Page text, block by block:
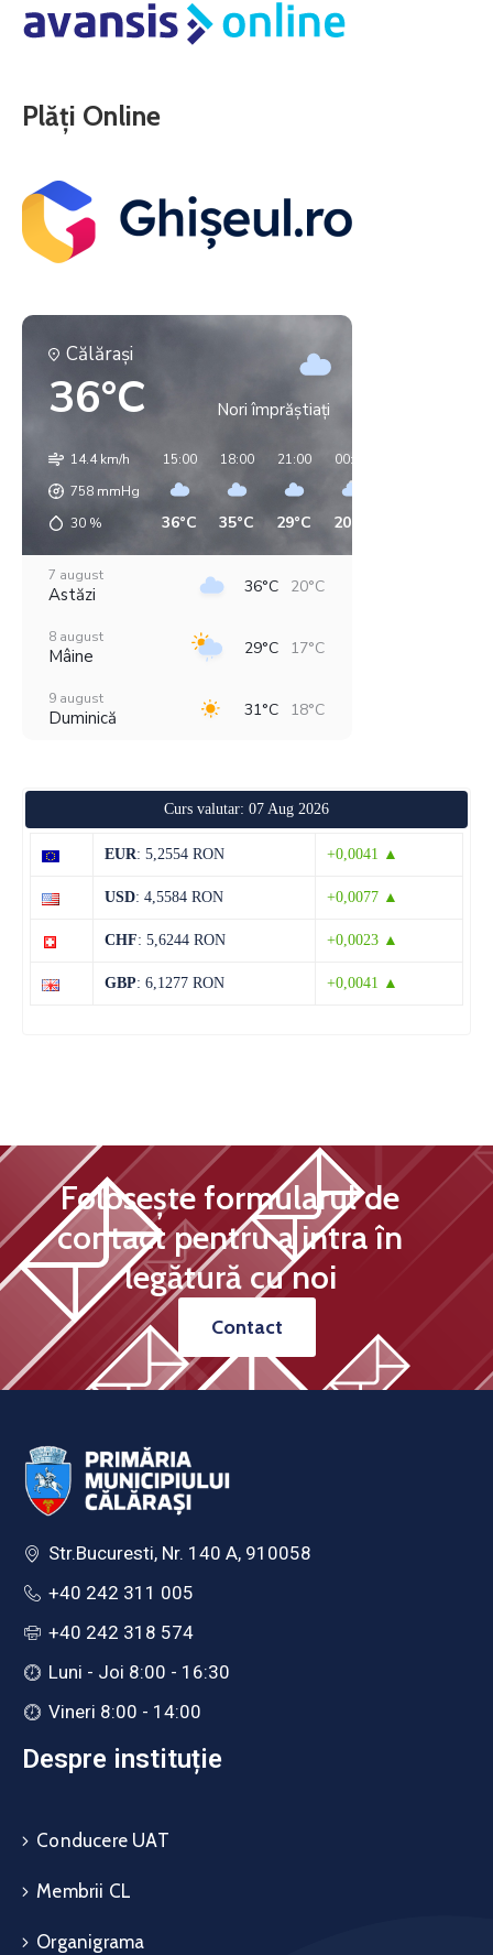
Plăți Online
Călăraşi
36°C Nori împrăștiați
14.4 km/h
758 mmHg
30 %
15:00
36°C
18:00
35°C
21:00
29°C
00:00
20°C
7 august
Astăzi 36°C 20°C
8 august
Mâine 29°C 17°C
9 august
Duminică 31°C 18°C
37°C 18°C
Miercuri
13 august
Curs valutar: 07 Aug 2026
EUR: 5,2554 RON +0,0041 ▲
USD: 4,5584 RON +0,0077 ▲
CHF: 5,6244 RON +0,0023 ▲
GBP: 6,1277 RON +0,0041 ▲
Folosește formularul de
contact pentru a intra în
legătură cu noi
Contact
Str.Bucuresti, Nr. 140 A, 910058
+40 242 311 005
+40 242 318 574
Luni - Joi 8:00 - 16:30
Vineri 8:00 - 14:00
Despre instituție
Conducere UAT
Membrii CL
Organigrama